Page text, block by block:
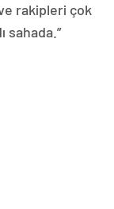
rakipleri çok
sahada.”